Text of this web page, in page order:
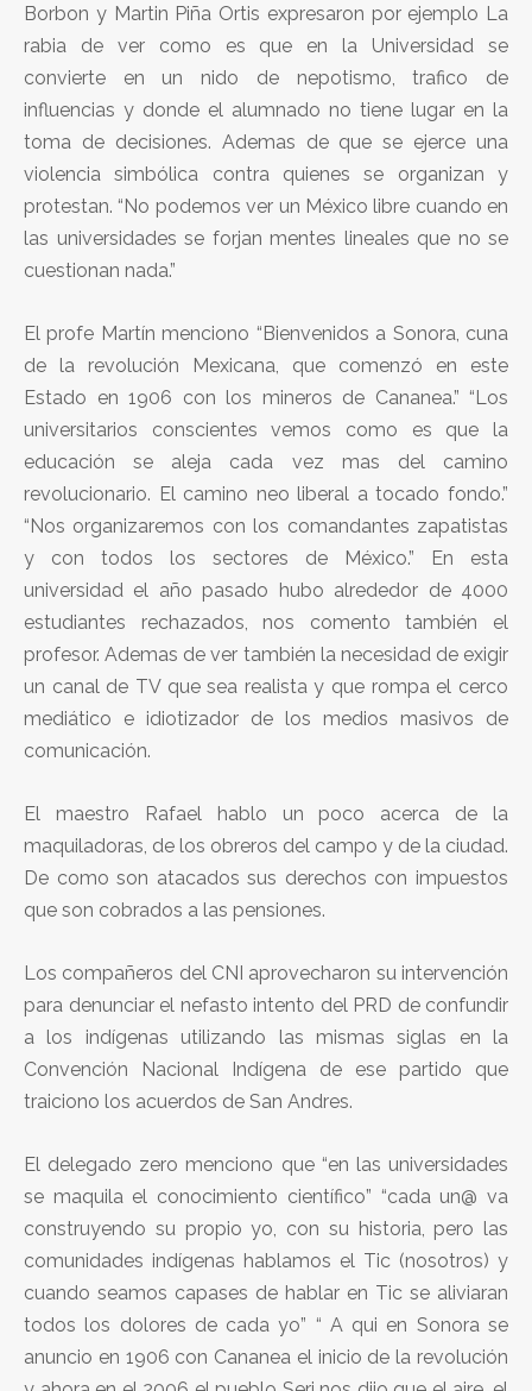
Borbon y Martin Piña Ortis expresaron por ejemplo La
rabia de ver como es que en la Universidad se
convierte en un nido de nepotismo, trafico de
influencias y donde el alumnado no tiene lugar en la
toma de decisiones. Ademas de que se ejerce una
violencia simbólica contra quienes se organizan y
protestan. “No podemos ver un México libre cuando en
las universidades se forjan mentes lineales que no se
cuestionan nada.”
El profe Martín menciono “Bienvenidos a Sonora, cuna
de la revolución Mexicana, que comenzó en este
Estado en 1906 con los mineros de Cananea.” “Los
universitarios conscientes vemos como es que la
educación se aleja cada vez mas del camino
revolucionario. El camino neo liberal a tocado fondo.”
“Nos organizaremos con los comandantes zapatistas
y con todos los sectores de México.” En esta
universidad el año pasado hubo alrededor de 4000
estudiantes rechazados, nos comento también el
profesor. Ademas de ver también la necesidad de exigir
un canal de TV que sea realista y que rompa el cerco
mediático e idiotizador de los medios masivos de
comunicación.
El maestro Rafael hablo un poco acerca de la
maquiladoras, de los obreros del campo y de la ciudad.
De como son atacados sus derechos con impuestos
que son cobrados a las pensiones.
Los compañeros del CNI aprovecharon su intervención
para denunciar el nefasto intento del PRD de confundir
a los indígenas utilizando las mismas siglas en la
Convención Nacional Indígena de ese partido que
traiciono los acuerdos de San Andres.
El delegado zero menciono que “en las universidades
se maquila el conocimiento científico” “cada un@ va
construyendo su propio yo, con su historia, pero las
comunidades indígenas hablamos el Tic (nosotros) y
cuando seamos capases de hablar en Tic se aliviaran
todos los dolores de cada yo” “ A qui en Sonora se
anuncio en 1906 con Cananea el inicio de la revolución